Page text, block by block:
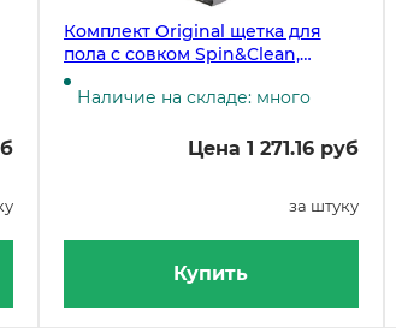
Комплект Original щетка для
пола с совком Spin&Clean,
серый
Наличие на складе: много
Цена 1 271.16 руб
за штуку
Купить